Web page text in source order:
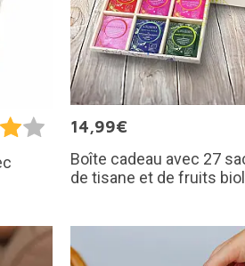
14,99€
Boîte cadeau avec 27
de tisane et de fruits